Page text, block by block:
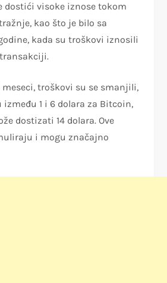
dostići visoke iznose tokom
kao što je bilo sa
kada su troškovi iznosili
meseci, troškovi su se smanjili,
1 i 6 dolara za Bitcoin,
dostizati 14 dolara. Ove
i mogu značajno